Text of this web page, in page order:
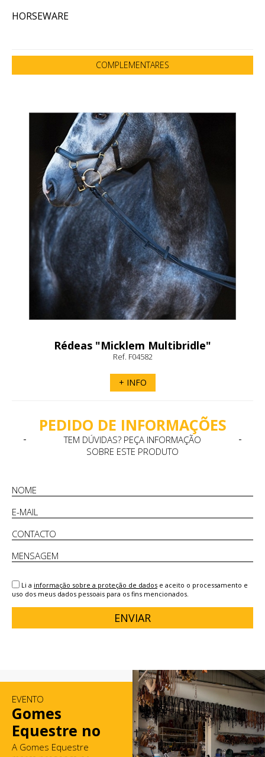
HORSEWARE
COMPLEMENTARES
Rédeas "Micklem Multibridle"
Horseware
Ref. F04582
+ INFO
PEDIDO DE INFORMAÇÕES
TEM DÚVIDAS? PEÇA INFORMAÇÃO
SOBRE ESTE PRODUTO
Li a informação sobre a proteção de dados e aceito o processamento e
uso dos meus dados pessoais para os fins mencionados.
ENVIAR
EVENTO
Gomes
Equestre no
Mercado de
A Gomes Equestre